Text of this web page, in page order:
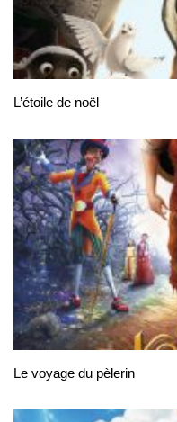
L’étoile de noël
Le voyage du pèlerin